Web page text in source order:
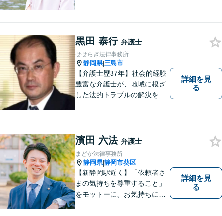
標、著作権、不正競争防止法
の専門知識・経験豊富」「リ
ーガルフォースの高精度契約
書チェック」
黒田 泰行 弁護士
せせらぎ法律事務所
静岡県|三島市
【弁護士歴37年】社会的経験
豊富な弁護士が、地域に根ざ
した法的トラブルの解決を目
たします。
詳細を見
る
濱田 六法 弁護士
まどか法律事務所
静岡県|静岡市葵区
【新静岡駅近く】「依頼者さ
まの気持ちを尊重すること」
をモットーに、お気持ちに寄
詳細を見
る